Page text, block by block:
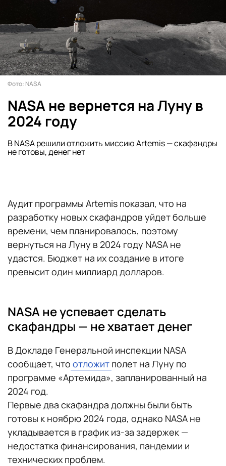
Фото: NASA
NASA не вернется на Луну в
2024 году
В NASA решили отложить миссию Artemis — скафандры
не готовы, денег нет
Аудит программы Artemis показал, что на
разработку новых скафандров уйдет больше
времени, чем планировалось, поэтому
вернуться на Луну в 2024 году NASA не
удастся. Бюджет на их создание в итоге
превысит один миллиард долларов.
NASA не успевает сделать
скафандры — не хватает денег
В Докладе Генеральной инспекции NASA
сообщает, что отложит полет на Луну по
программе «Артемида», запланированный на
2024 год.
Первые два скафандра должны были быть
готовы к ноябрю 2024 года, однако NASA не
укладывается в график из-за задержек —
недостатка финансирования, пандемии и
технических проблем.